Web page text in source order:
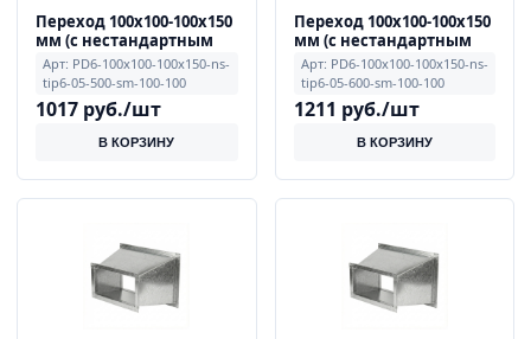
Переход 100x100-100x150
мм (с нестандартным
смещением, тип 6), 0.5
мм, примечание L=500
мм, смещение E=100,
F=100
Арт: PD6-100x100-100x150-ns-
tip6-05-500-sm-100-100
1017 руб./шт
В КОРЗИНУ
Переход 100x100-100x150
мм (с нестандартным
смещением, тип 6), 0.5
мм, примечание L=600
мм, смещение E=100,
F=100
Арт: PD6-100x100-100x150-ns-
tip6-05-600-sm-100-100
1211 руб./шт
В КОРЗИНУ